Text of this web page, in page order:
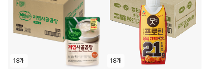
18개 18개